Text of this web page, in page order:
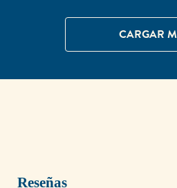
CARGAR
Reseñas